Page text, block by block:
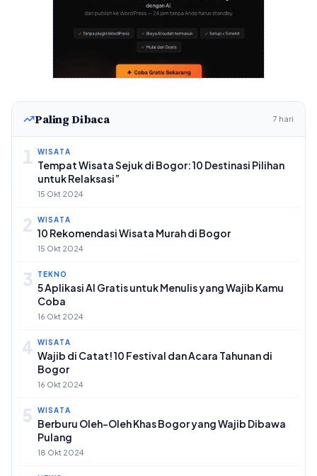
Paling Dibaca 7 hari
1 WISATA
Tempat Wisata Sejuk di Bogor: 10 Destinasi Pilihan
untuk Relaksasi”
15 Okt 2024
2 WISATA
10 Rekomendasi Wisata Murah di Bogor
15 Okt 2024
3 TEKNO
5 Aplikasi AI Gratis untuk Menulis yang Wajib Kamu
Coba
16 Okt 2024
4 WISATA
Wajib di Catat! 10 Festival dan Acara Tahunan di
Bogor
16 Okt 2024
5 WISATA
Berburu Oleh-Oleh Khas Bogor yang Wajib Dibawa
Pulang
18 Okt 2024